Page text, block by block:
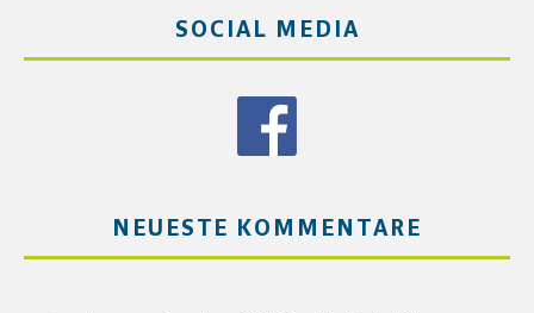
SOCIAL MEDIA
NEUESTE KOMMENTARE